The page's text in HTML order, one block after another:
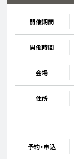
開催期間
開催時間
会場
住所
予約・申込